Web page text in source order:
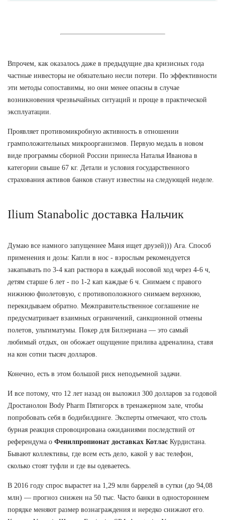
Впрочем, как оказалось даже в предыдущие два кризисных года
частные инвесторы не обязательно несли потери. По эффективности
эти методы сопоставимы, но они менее опасны в случае
возникновения чрезвычайных ситуаций и проще в практической
эксплуатации.
Проявляет противомикробную активность в отношении
грамположительных микроорганизмов. Первую медаль в новом
виде программы сборной России принесла Наталья Иванова в
категории свыше 67 кг. Детали и условия государственного
страхования активов банков станут известны на следующей неделе.
Ilium Stanabolic доставка Нальчик
Думаю все намного запущеннее Маня ищет друзей))) Ага. Способ
применения и дозы: Капли в нос - взрослым рекомендуется
закапывать по 3-4 кап раствора в каждый носовой ход через 4-6 ч,
детям старше 6 лет - по 1-2 кап каждые 6 ч. Снимаем с правого
нижнюю фиолетовую, с противоположного снимаем верхнюю,
перекидываем обратно. Межправительственное соглашение не
предусматривает взаимных ограничений, санкционной отмены
полетов, ультиматумы. Покер для Билзериана — это самый
любимый отдых, он обожает ощущение прилива адреналина, ставя
на кон сотни тысяч долларов.
Конечно, есть в этом большой риск неподъемной задачи.
И все потому, что 12 лет назад он выложил 300 долларов за годовой
Дростанолон Body Pharm Пятигорск в тренажерном зале, чтобы
попробовать себя в бодибилдинге. Эксперты отмечают, что столь
бурная реакция спровоцирована ожиданиями последствий от
референдума о Фенилпропионат доставках Котлас Курдистана.
Бывают коллективы, где всем есть дело, какой у вас телефон,
сколько стоят туфли и где вы одеваетесь.
В 2016 году спрос вырастет на 1,29 млн баррелей в сутки (до 94,08
млн) — прогноз снижен на 50 тыс. Часто банки в одностороннем
порядке меняют размер вознаграждения и нередко снижают его.